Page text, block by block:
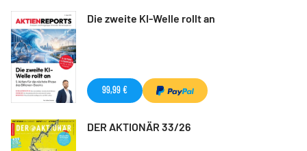
Die zweite KI-Welle rollt an
99,99 €
DER AKTIONÄR 33/26